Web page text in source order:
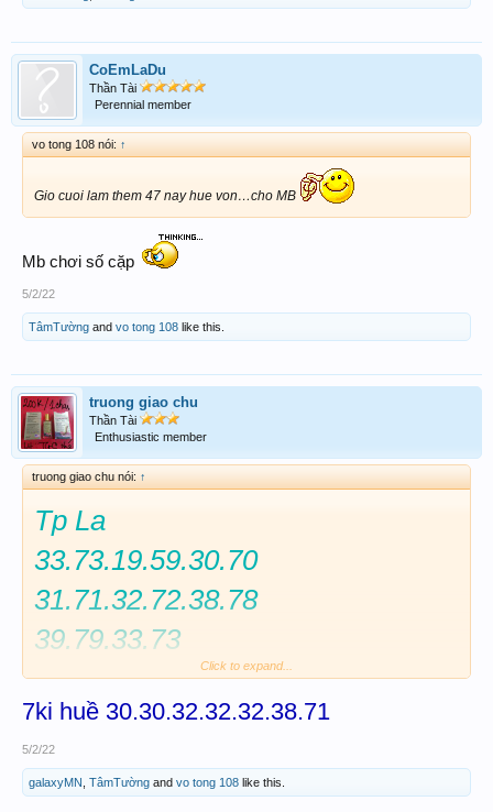
CoEmLaDu
Thần Tài
Perennial member
vo tong 108 nói: ↑
Gio cuoi lam them 47 nay hue von…cho MB
Mb chơi số cặp
5/2/22
TâmTường and vo tong 108 like this.
truong giao chu
Thần Tài
Enthusiastic member
truong giao chu nói: ↑
Tp La
33.73.19.59.30.70
31.71.32.72.38.78
39.79.33.73
7ki trở lên có lời
Chiều đếm đã luôn
Dự đoán 10 ki
Click to expand...
7ki huề 30.30.32.32.32.38.71
5/2/22
galaxyMN TâmTường and vo tong 108 like this.